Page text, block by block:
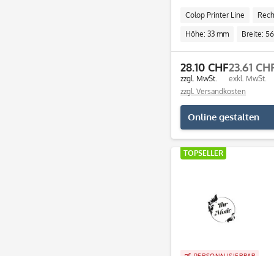
Colop Printer Line
Höhe: 33 mm Breite:
Individuell
28.10 CHF
zzgl. MwSt.
23.61
exkl. MwSt.
zzgl. Versandkosten
Online gestalten
TOPSELLER